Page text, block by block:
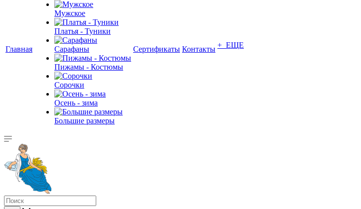
Главная
Мужское
Платья - Туники
Сарафаны
Пижамы - Костюмы
Сорочки
Oсень - зима
Большие размеры
Сертификаты Контакты + ЕЩЕ